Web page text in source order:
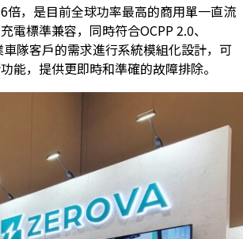
倍，是目前全球功率最高的商用單一直流
電標準兼容，同時符合OCPP 2.0、
隊客戶的需求進行系統模組化設計，可
能，提供更即時和準確的故障排除。